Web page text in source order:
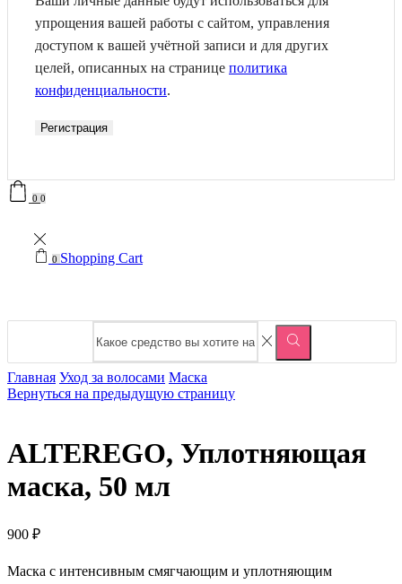
упрощения вашей работы с сайтом, управления
доступом к вашей учётной записи и для других
целей, описанных на странице политика
конфиденциальности.
Регистрация
0 0
0 Shopping Cart
Главная Уход за волосами Маска
Вернуться на предыдущую страницу
ALTEREGO, Уплотняющая
маска, 50 мл
900 ₽
Маска с интенсивным смягчающим и уплотняющим